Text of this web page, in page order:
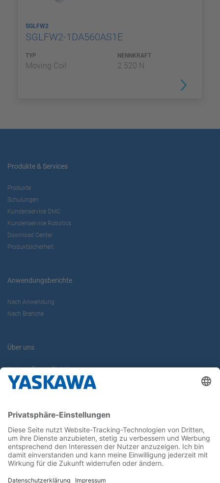
SGLFW2
SGLFW2-1DA560AS1E
TYP
Moving Coil
NENNKRAFT
2.520 N
Produkte & Services
Produkte
Schulungen
Kundenservice DMC
Kundenservice Robotics
Download Center
Produktsicherheit
Anwendungsberichte
Nach Anwendung
Nach Branche
Über uns
Yaskawa Europe GmbH
Karriere
Newsletter
Follow us on...